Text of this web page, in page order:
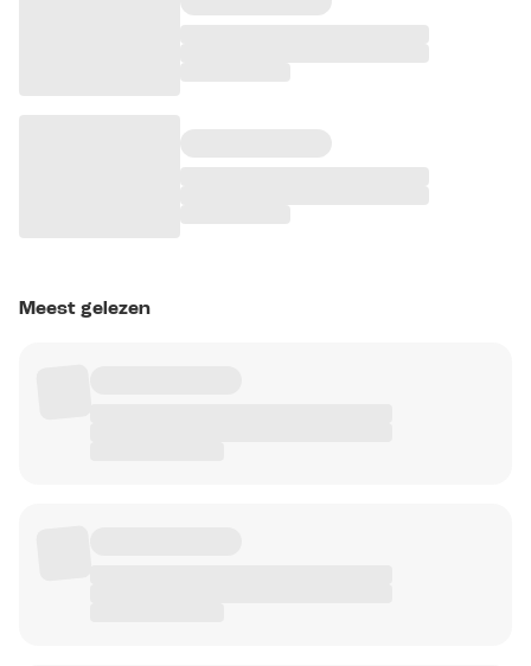
Meest gelezen